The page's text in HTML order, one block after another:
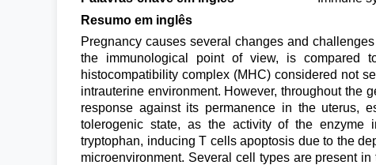
Resumo em inglês
Pregnancy causes several changes and
the immunological point of view, is compared
histocompatibility complex (MHC) considered not
intrauterine environment. However, throughout the
response against its permanence in the uterus,
tolerogenic state, as the activity of the enzyme
tryptophan, inducing T cells apoptosis due to the
microenvironment. Several cell types are present